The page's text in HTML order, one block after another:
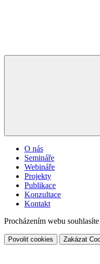
O nás
Semináře
Webináře
Projekty
Publikace
Konzultace
Kontakt
Procházením webu
Povolit cookies Zakázat